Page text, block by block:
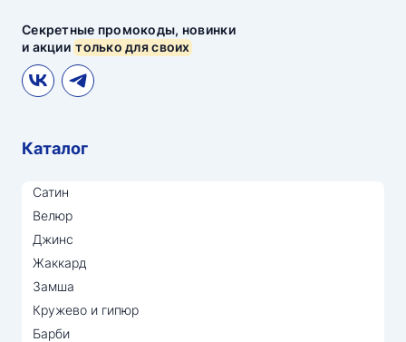
Секретные промокоды, новинки
и акциитолько для своих
Каталог
Сатин
Велюр
Джинс
Жаккард
Замша
Кружево и гипюр
Барби